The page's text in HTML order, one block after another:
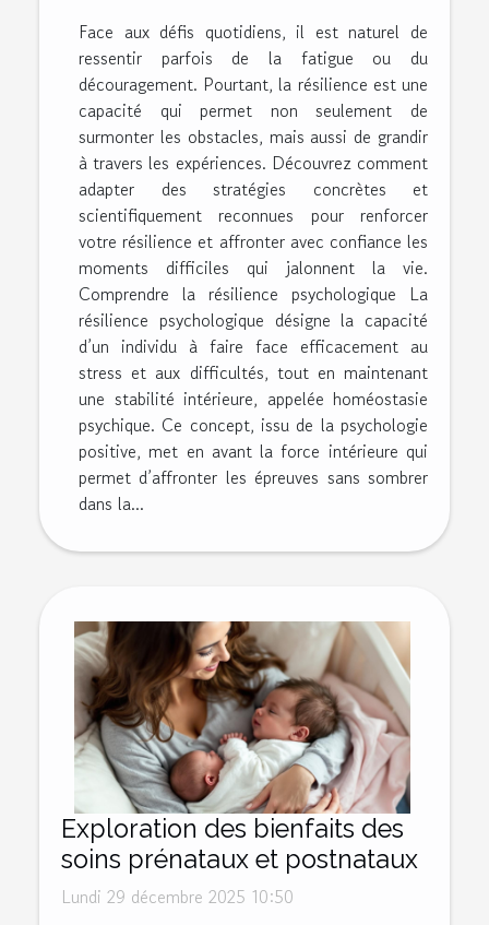
Face aux défis quotidiens, il est naturel de
ressentir parfois de la fatigue ou du
découragement. Pourtant, la résilience est une
capacité qui permet non seulement de
surmonter les obstacles, mais aussi de grandir
à travers les expériences. Découvrez comment
adapter des stratégies concrètes et
scientifiquement reconnues pour renforcer
votre résilience et affronter avec confiance les
moments difficiles qui jalonnent la vie.
Comprendre la résilience psychologique La
résilience psychologique désigne la capacité
d’un individu à faire face efficacement au
stress et aux difficultés, tout en maintenant
une stabilité intérieure, appelée homéostasie
psychique. Ce concept, issu de la psychologie
positive, met en avant la force intérieure qui
permet d’affronter les épreuves sans sombrer
dans la...
Exploration des bienfaits des
soins prénataux et postnataux
Lundi 29 décembre 2025 10:50